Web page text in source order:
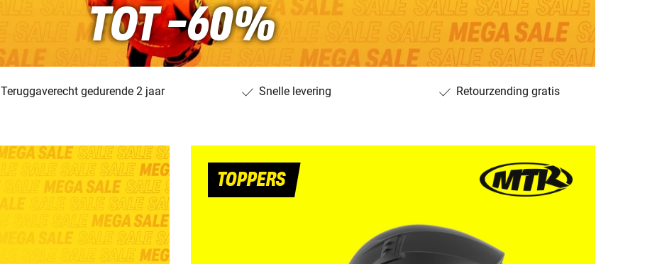
TOT -60%
Teruggaverecht gedurende 2 jaar Snelle levering Retourzending gratis
TOPPERS